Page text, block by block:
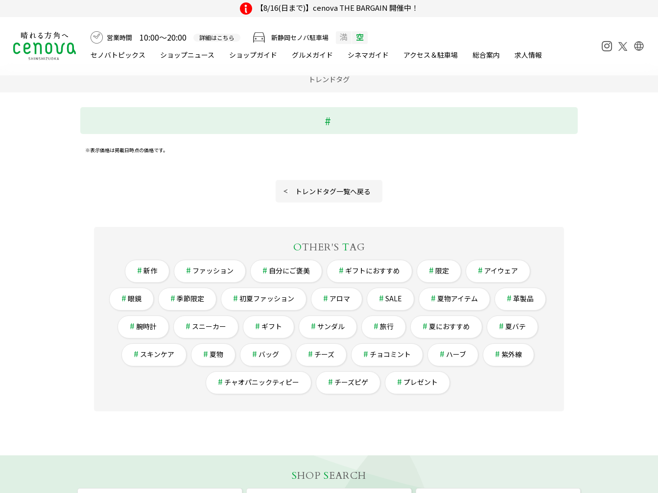
【8/16(日まで)】cenova THE BARGAIN 開催中！
営業時間 10:00～20:00 詳細はこちら 新静岡セノバ駐車場 満 空
セノバトピックス ショップニュース ショップガイド グルメガイド シネマガイド アクセス＆駐車場 総合案内 求人情報
トレンドタグ
※表示価格は掲載日時点の価格です。
トレンドタグ一覧へ戻る
OTHER'S TAG
新作 ファッション 自分にご褒美 ギフトにおすすめ 限定 アイウェア
眼鏡 季節限定 初夏ファッション アロマ SALE 夏物アイテム 革製品
腕時計 スニーカー ギフト サンダル 旅行 夏におすすめ 夏バテ
スキンケア 夏物 バッグ チーズ チョコミント ハーブ 紫外線
チャオパニックティピー チーズピゲ プレゼント
SHOP SEARCH